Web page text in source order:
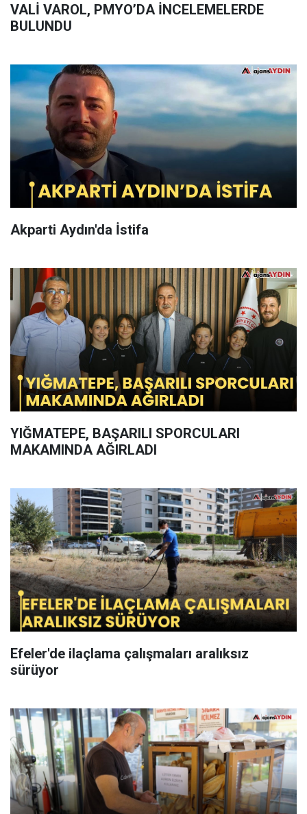
VALİ VAROL, PMYO’DA İNCELEMELERDE
BULUNDU
Akparti Aydın'da İstifa
YIĞMATEPE, BAŞARILI SPORCULARI
MAKAMINDA AĞIRLADI
Efeler'de ilaçlama çalışmaları aralıksız
sürüyor